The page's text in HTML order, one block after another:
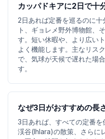
カッパドキアに2日で十
2日あれば定番を巡るのに
ト、ギョレメ野外博物館、
す。短い休暇や、より広い
よく機能します。主なリス
で、気球が天候で遅れた場
す。
なぜ3日がおすすめの長
3日あれば、すべての定番
渓谷(Ihlara)の散策、さらに